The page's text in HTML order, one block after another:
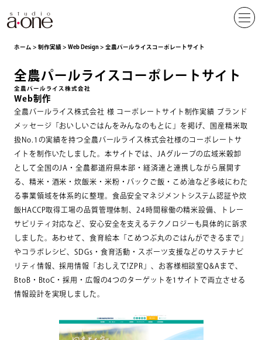
ホーム > 制作実績> Web Design> 全農パールライスコーポレートサイト
全農パールライスコーポレートサイト
全農パールライス株式会社
Web制作
全農パールライス株式会社 様 コーポレートサイト制作実績 ブランド
メッセージ「おいしいごはんをみんなのもとに」を掲げ、国産精米取
扱No.1の実績を持つ全農パールライス株式会社様のコーポレートサ
イトを制作いたしました。本サイトでは、JAグループの広域米穀卸
として全国のJA・全農都道府県本部・経済連と連携しながら展開す
る、精米・酒米・炊飯米・米粉・パックご飯・こめ油など多岐にわた
る事業領域を体系的に整理。食品安全マネジメントシステム認証や炊
飯HACCP取得工場の品質管理体制、24時間稼働の精米設備、トレー
サビリティ対応など、安心安全を支えるテクノロジーも具体的に訴求
しました。あわせて、食育絵本「こめつぶ丸のごはんができるまで」
やコラボレシピ、SDGs・食育活動・スポーツ支援などのサステナビ
リティ情報、採用情報「おしえて!ZPR」、お客様相談室Q&Aまで、
BtoB・BtoC・採用・広報の4つのターゲットを1サイトで両立させる
情報設計を実現しました。